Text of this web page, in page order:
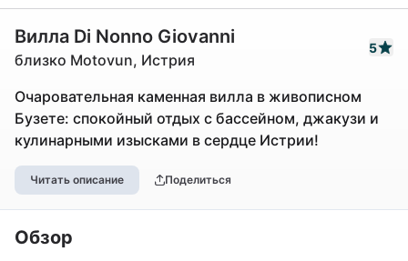
Вилла Di Nonno Giovanni
близко Motovun, Истрия
5
Очаровательная каменная вилла в живописном
Бузете: спокойный отдых с бассейном, джакузи и
кулинарными изысками в сердце Истрии!
Читать описание Поделиться
Обзор